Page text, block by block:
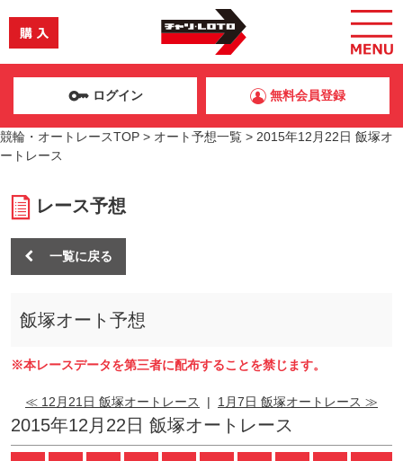
ログイン 無料会員登録
競輪・オートレースTOP > オート予想一覧 > 2015年12月22日 飯塚オ
ートレース
レース予想
一覧に戻る
飯塚オート予想
※本レースデータを第三者に配布することを禁じます。
≪ 12月21日 飯塚オートレース | 1月7日 飯塚オートレース ≫
2015年12月22日 飯塚オートレース